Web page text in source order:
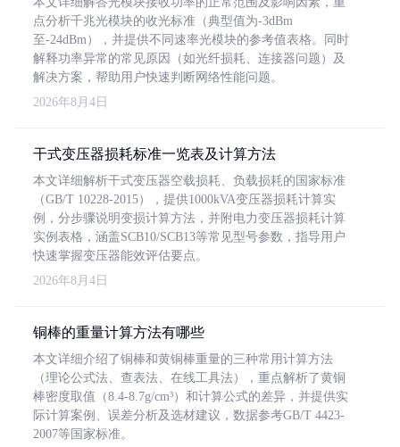
点分析千兆光模块的收光标准（典型值为-3dBm
至-24dBm），并提供不同速率光模块的参考值表格。同时
解释功率异常的常见原因（如光纤损耗、连接器问题）及
解决方案，帮助用户快速判断网络性能问题。
2026年8月4日
干式变压器损耗标准一览表及计算方法
本文详细解析干式变压器空载损耗、负载损耗的国家标准
（GB/T 10228-2015），提供1000kVA变压器损耗计算实
例，分步骤说明变损计算方法，并附电力变压器损耗计算
实例表格，涵盖SCB10/SCB13等常见型号参数，指导用户
快速掌握变压器能效评估要点。
2026年8月4日
铜棒的重量计算方法有哪些
本文详细介绍了铜棒和黄铜棒重量的三种常用计算方法
（理论公式法、查表法、在线工具法），重点解析了黄铜
棒密度取值（8.4-8.7g/cm³）和计算公式的差异，并提供实
际计算案例、误差分析及选材建议，数据参考GB/T 4423-
2007等国家标准。